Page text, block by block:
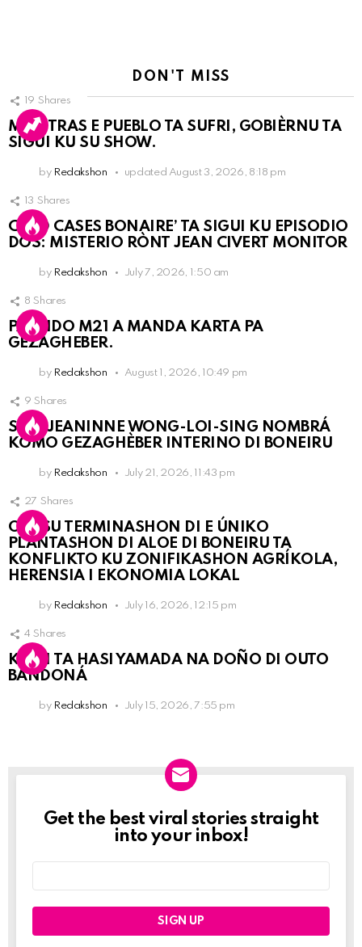
DON'T MISS
19 Shares
MIENTRAS E PUEBLO TA SUFRI, GOBIÈRNU TA
SIGUI KU SU SHOW.
by Redakshon updated August 3, 2026, 8:18 pm
13 Shares
COLD CASES BONAIRE’ TA SIGUI KU EPISODIO
DOS: MISTERIO RÒNT JEAN CIVERT MONITOR
by Redakshon July 7, 2026, 1:50 am
8 Shares
PARTIDO M21 A MANDA KARTA PA
GEZAGHEBER.
by Redakshon August 1, 2026, 10:49 pm
9 Shares
SRA. JEANINNE WONG-LOI-SING NOMBRÁ
KOMO GEZAGHÈBER INTERINO DI BONEIRU
by Redakshon July 21, 2026, 11:43 pm
27 Shares
OLB SU TERMINASHON DI E ÚNIKO
PLANTASHON DI ALOE DI BONEIRU TA
KONFLIKTO KU ZONIFIKASHON AGRÍKOLA,
HERENSIA I EKONOMIA LOKAL
by Redakshon July 16, 2026, 12:15 pm
4 Shares
KPCN TA HASI YAMADA NA DOÑO DI OUTO
BANDONÁ
by Redakshon July 15, 2026, 7:55 pm
Newslett
Get the best viral stories straight
into your inbox!